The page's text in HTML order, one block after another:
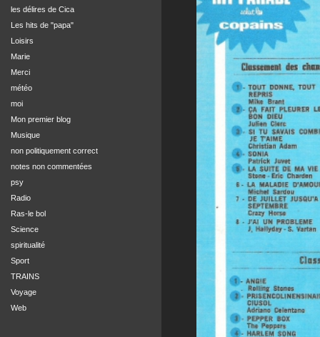
les délires de Cica
Les hits de "papa"
Loisirs
Marie
Merci
météo
moi
Mon premier blog
Musique
non politiquement correct
notes non commentées
psy
Radio
Ras-le bol
Science
spiritualité
Sport
TRAINS
Voyage
Web